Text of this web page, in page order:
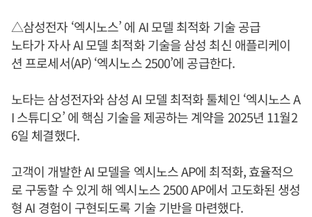
△삼성전자 ‘엑시노스’ 에 AI 모델 최적화 기술 공급
노타가 자사 AI 모델 최적화 기술을 삼성 최신 애플리케이
션 프로세서(AP) ‘엑시노스 2500’에 공급한다.
노타는 삼성전자와 삼성 AI 모델 최적화 툴체인 ‘엑시노스 A
I 스튜디오’ 에 핵심 기술을 제공하는 계약을 2025년 11월2
6일 체결했다.
고객이 개발한 AI 모델을 엑시노스 AP에 최적화, 효율적으
로 구동할 수 있게 해 엑시노스 2500 AP에서 고도화된 생성
형 AI 경험이 구현되도록 기술 기반을 마련했다.